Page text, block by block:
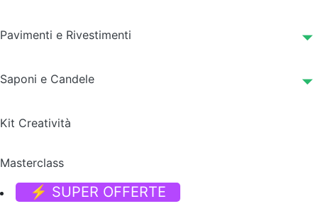
Pavimenti e Rivestimenti
Saponi e Candele
Kit Creatività
Masterclass
⚡ SUPER OFFERTE